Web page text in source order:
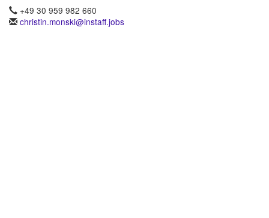
+49 30 959 982 660
christin.monski@instaff.jobs